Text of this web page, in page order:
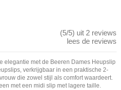
(5/5) uit 2 reviews
lees de reviews
elegantie met de Beeren Dames Heupslip
verkrijgbaar in een praktische 2-
die zowel stijl als comfort waardeert.
met een midi slip met lagere taille.